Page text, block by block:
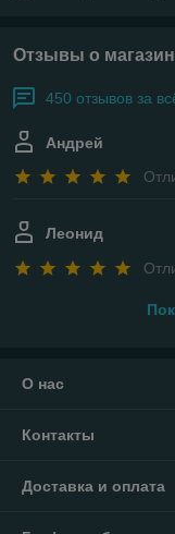
Отзывы о
450 отзывов за
Андрей
Леонид
О нас
Контакты
Доставка и оплата